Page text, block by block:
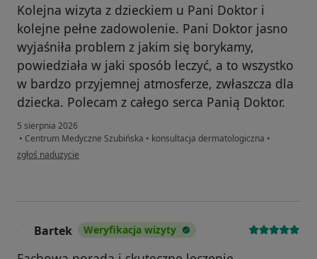
Kolejna wizyta z dzieckiem u Pani Doktor i
kolejne pełne zadowolenie. Pani Doktor jasno
wyjaśniła problem z jakim się borykamy,
powiedziała w jaki sposób leczyć, a to wszystko
w bardzo przyjemnej atmosferze, zwłaszcza dla
dziecka. Polecam z całego serca Panią Doktor.
5 sierpnia 2026
• Centrum Medyczne Szubińska • konsultacja dermatologiczna •
w opinii użytkownika MK
zgłoś nadużycie
Bartek Weryfikacja wizyty